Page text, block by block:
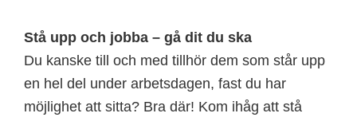
Stå upp och jobba – gå dit du ska
Du kanske till och med tillhör dem som står upp
en hel del under arbetsdagen, fast du har
möjlighet att sitta? Bra där! Kom ihåg att stå